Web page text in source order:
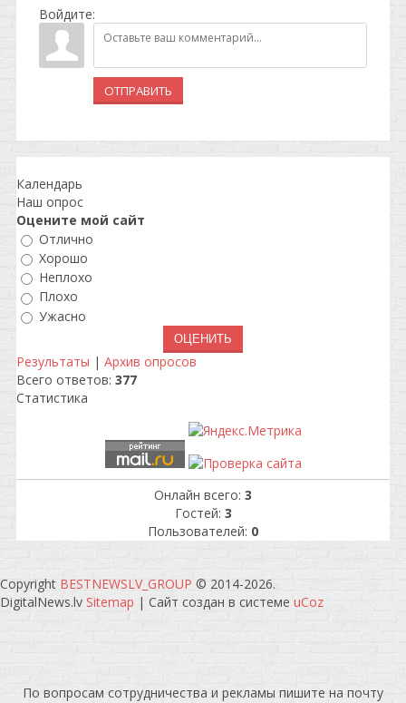
Войдите:
ОТПРАВИТЬ
Календарь
Наш опрос
Оцените мой сайт
Отлично
Хорошо
Неплохо
Плохо
Ужасно
Результаты | Архив опросов
Всего ответов: 377
Статистика
Онлайн всего: 3
Гостей: 3
Пользователей: 0
Copyright BESTNEWSLV_GROUP © 2014-2026.
DigitalNews.lv Sitemap | Сайт создан в системе uCoz
По вопросам сотрудничества и рекламы пишите на почту